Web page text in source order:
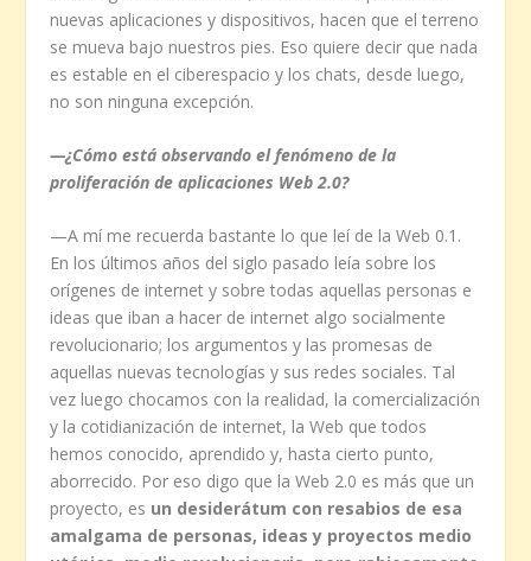
nuevas aplicaciones y dispositivos, hacen que el terreno
se mueva bajo nuestros pies. Eso quiere decir que nada
es estable en el ciberespacio y los chats, desde luego,
no son ninguna excepción.
—¿Cómo está observando el fenómeno de la
proliferación de aplicaciones Web 2.0?
—A mí me recuerda bastante lo que leí de la Web 0.1.
En los últimos años del siglo pasado leía sobre los
orígenes de internet y sobre todas aquellas personas e
ideas que iban a hacer de internet algo socialmente
revolucionario; los argumentos y las promesas de
aquellas nuevas tecnologías y sus redes sociales. Tal
vez luego chocamos con la realidad, la comercialización
y la cotidianización de internet, la Web que todos
hemos conocido, aprendido y, hasta cierto punto,
aborrecido. Por eso digo que la Web 2.0 es más que un
proyecto, es un desiderátum con resabios de esa
amalgama de personas, ideas y proyectos medio